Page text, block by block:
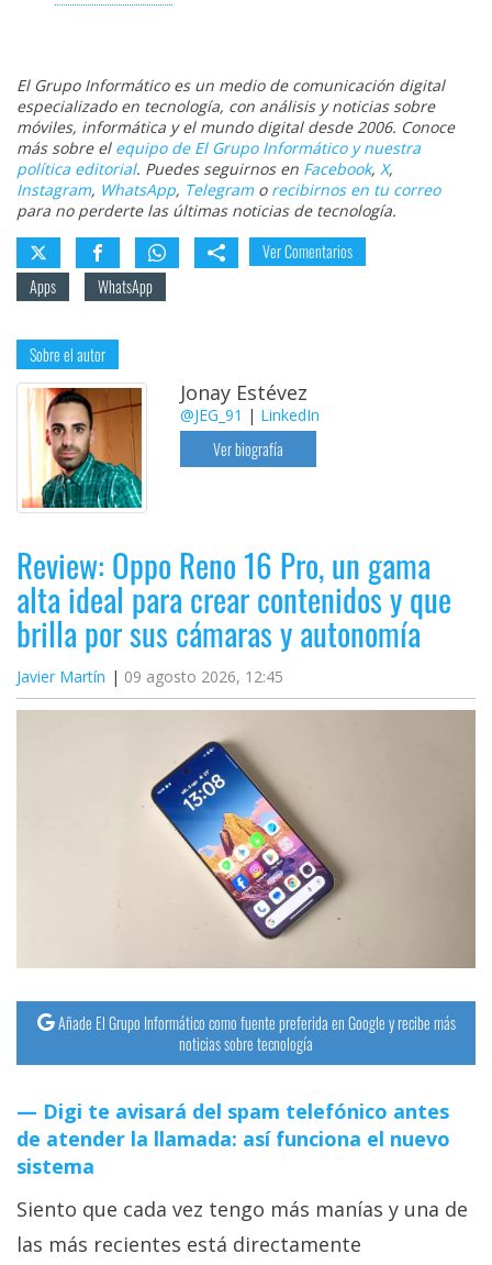
El Grupo Informático es un medio de comunicación digital
especializado en tecnología, con análisis y noticias sobre
móviles, informática y el mundo digital desde 2006. Conoce
más sobre el equipo de El Grupo Informático y nuestra
política editorial. Puedes seguirnos en Facebook, X,
Instagram, WhatsApp, Telegramo recibirnos en tu correo
para no perderte las últimas noticias de tecnología.
Ver Comentarios
Apps
WhatsApp
Sobre el autor
Jonay Estévez
@JEG_91 | LinkedIn
Ver biografía
Review: Oppo Reno 16 Pro, un gama
alta ideal para crear contenidos y que
brilla por sus cámaras y autonomía
Javier Martín 09 agosto 2026, 12:45
Añade El Grupo Informático como fuente preferida en Google y recibe más
noticias sobre tecnología
Digi te avisará del spam telefónico antes
de atender la llamada: así funciona el nuevo
sistema
Siento que cada vez tengo más manías y una de
las más recientes está directamente